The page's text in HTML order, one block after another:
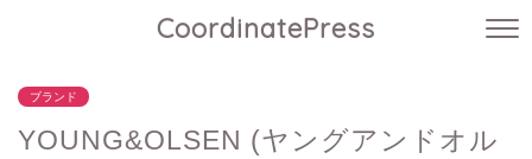
CoordinatePress
ブランド
YOUNG&OLSEN (ヤングアンドオル